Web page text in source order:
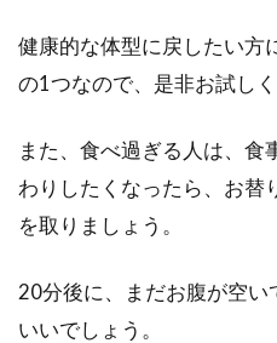
チョコレー
ている人は
健康的な体型に戻したい方
の1つなので、是非お試しく
また、食べ過ぎる人は、食
わりしたくなったら、お替
を取りましょう。
20分後に、まだお腹が空
いいでしょう。